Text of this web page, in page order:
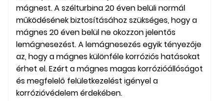
mágnest. A szélturbina 20 éven belüli normál
működésének biztosításához szükséges, hogy a
mágnes 20 éven belül ne okozzon jelentős
lemágnesezést. A lemágnesezés egyik tényezője
az, hogy a mágnes különféle korróziós hatásokat
érhet el. Ezért a mágnes magas korrózióállóságot
és megfelelő felületkezelést igényel a
korrózióvédelem érdekében.